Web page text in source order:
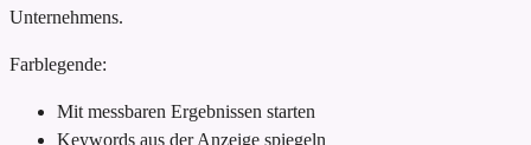
Unternehmens.
Farblegende:
Mit messbaren Ergebnissen starten
Keywords aus der Anzeige spiegeln